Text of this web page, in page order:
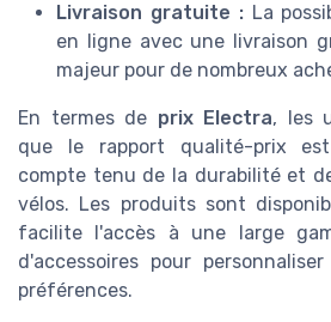
Livraison gratuite :La
en ligne avec une livraison
majeur pour de nombreux
En termes de prix Electra, les
que le rapport qualité-prix
compte tenu de la durabilité et
vélos. Les produits sont
facilite l'accès à une large
d'accessoires pour
préférences.